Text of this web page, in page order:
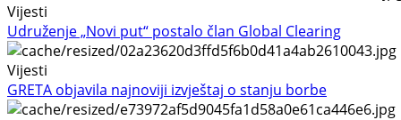
Vijesti
Udruženje „Novi put“ postalo član Global Clearing
Vijesti
GRETA objavila najnoviji izvještaj o stanju borbe